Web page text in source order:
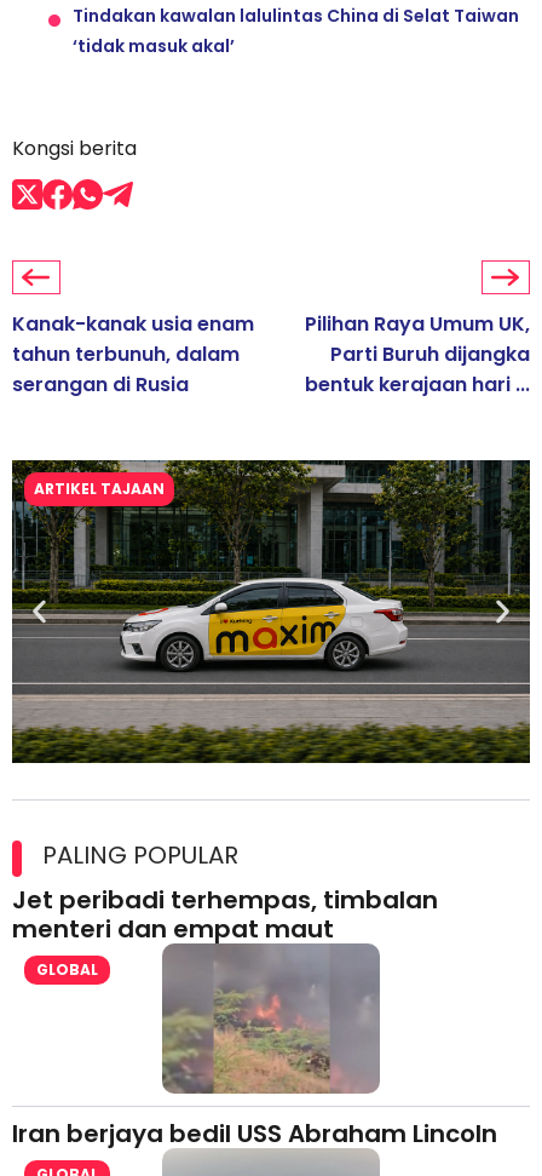
Tindakan kawalan lalulintas China di Selat Taiwan
‘tidak masuk akal’
Kongsi berita
Kanak-kanak usia enam
tahun terbunuh, dalam
serangan di Rusia
Pilihan Raya Umum UK,
Parti Buruh dijangka
bentuk kerajaan hari ...
ARTIKEL TAJAAN
lesen separuh pertama 2026
PALING POPULAR
Jet peribadi terhempas, timbalan
menteri dan empat maut
GLOBAL
Iran berjaya bedil USS Abraham Lincoln